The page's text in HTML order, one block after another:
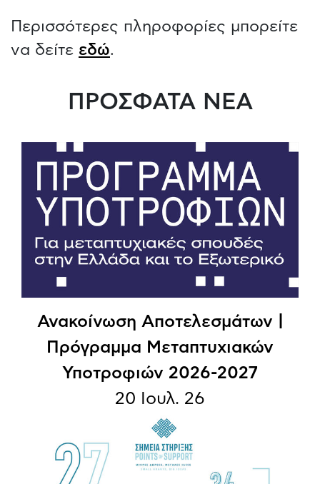
Περισσότερες πληροφορίες μπορείτε
να δείτε εδώ.
ΠΡΟΣΦΑΤΑ ΝΕΑ
Ανακοίνωση Αποτελεσμάτων |
Πρόγραμμα Μεταπτυχιακών
Υποτροφιών 2026-2027
20 Ιουλ. 26